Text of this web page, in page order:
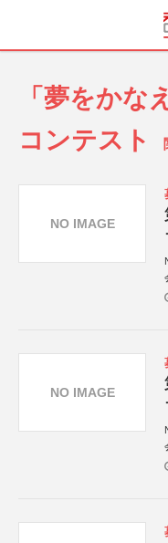
「夢をかな
コンテスト
NO IMAGE
NO IMAGE